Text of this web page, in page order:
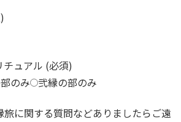
ュアル (必須)
のみ 弐縁の部のみ
旅に関する質問などありましたらご遠